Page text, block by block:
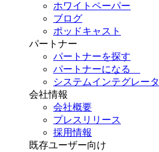
ホワイトペーパー
ブログ
ポッドキャスト
パートナー
パートナーを探す
パートナーになる
システムインテグレータ
会社情報
会社概要
プレスリリース
採用情報
既存ユーザー向け